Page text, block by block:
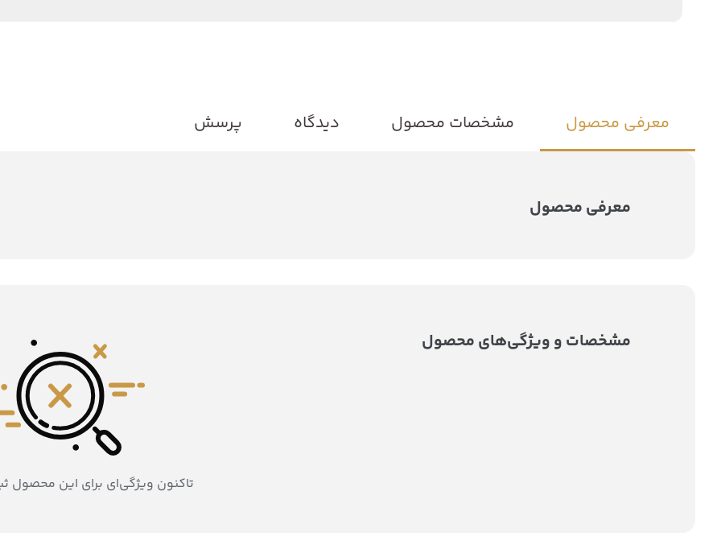
معرفی محصول مشخصات محصول دیدگاه پرسش
معرفی محصول
مشخصات و ویژگی‌های محصول
تاکنون ویژگی‌ای برای این محصول